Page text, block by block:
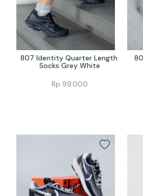
807 Identity Quarter Length
Socks Grey White
Rp 99.000